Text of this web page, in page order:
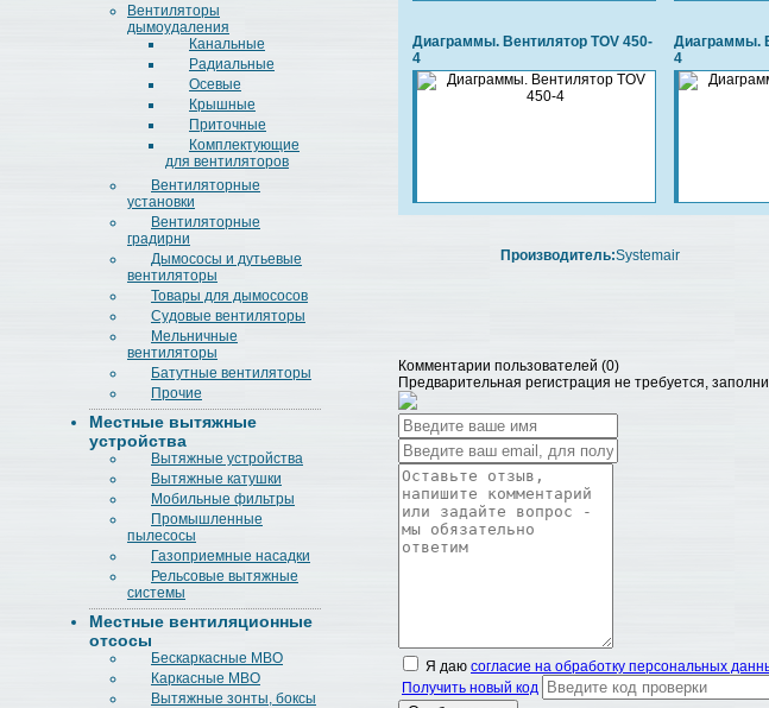
Вентиляторы
дымоудаления
Канальные
Радиальные
Осевые
Крышные
Приточные
Комплектующие
для вентиляторов
Вентиляторные
установки
Вентиляторные
градирни
Дымососы и дутьевые
вентиляторы
Товары для дымососов
Судовые вентиляторы
Мельничные
вентиляторы
Батутные вентиляторы
Прочие
Местные вытяжные
устройства
Вытяжные устройства
Вытяжные катушки
Мобильные фильтры
Промышленные
пылесосы
Газоприемные насадки
Рельсовые вытяжные
системы
Местные вентиляционные
отсосы
Бескаркасные МВО
Каркасные МВО
Вытяжные зонты, боксы
Диаграммы. Вентилятор TOV 450-
4
Диаграммы.
4
Производитель:Systemair
Комментарии пользователей (0)
Предварительная регистрация не требуется,
Я даю согласие на обработку персональных
Получить новый код